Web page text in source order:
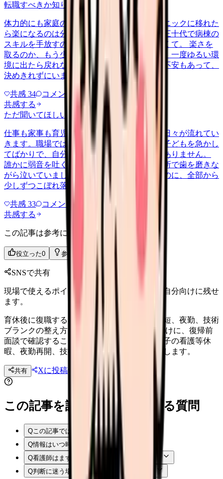
転職すべきか知りたいcareer-growth 2026/6/28
体力的にも家庭の都合でも、日勤中心のクリニックに移れた
ら楽になるのは分かっています。ただ、まだ三十代で病棟の
スキルを手放すのが惜しい気持ちも、消えなくて。 楽さを
取るのか、もう少し急性期で力をつけるのか。一度ゆるい環
境に出たら戻れなくなるんじゃないかという不安もあって、
決めきれずにいます。考えの整…
共感 34 コメント
共感する
ただ聞いてほしい
ikuji2026/6/27
仕事も家事も育児も、どれも中途半端なまま日々が流れてい
きます。職場では時短で迷惑をかけ、家では子どもを急かし
てばかりで、自分のために使う時間は一秒もありません。
誰かに弱音を吐く余裕もなく、気づけば洗面所で歯を磨きな
がら泣いていました。頑張っているつもりなのに、全部から
少しずつこぼれ落ちているよう…
共感 33 コメント
共感する
この記事は参考になりましたか？
役立った0 参考になった
SNSで共有
現場で使えるポイントを、同僚やあとで読む自分向けに残せ
ます。
育休後に復職する看護師へ。復帰前面談、時短、夜勤、技術
ブランクの整え方 育休後に復職する看護師向けに、復帰前
面談で確認すること、時短勤務、残業免除、子の看護等休
暇、夜勤再開、技術ブランクへの対応を整理します。
共有 Xに投稿 投稿文コピー
この記事を読む前後によくある質問
Qこの記事では何を確認できますか？
Q情報はいつ時点のものですか？
Q看護師はまず何から確認すればよいですか？
Q判断に迷う場合はどうすればよいですか？